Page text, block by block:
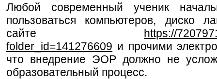
Любой современный ученик
пользоваться компьютеров, диско
сайте https://
folder_id=141276609 и прочими
что внедрение ЭОР должно не
образовательный процесс.